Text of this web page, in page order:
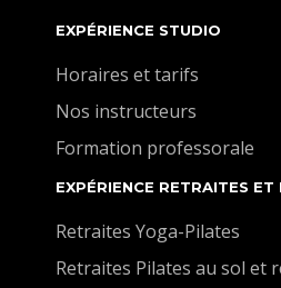
EXPÉRIENCE STUDIO
Horaires et tarifs
Nos instructeurs
Formation professorale
EXPÉRIENCE RETRAITES ET
Retraites Yoga-Pilates
Retraites Pilates au sol et